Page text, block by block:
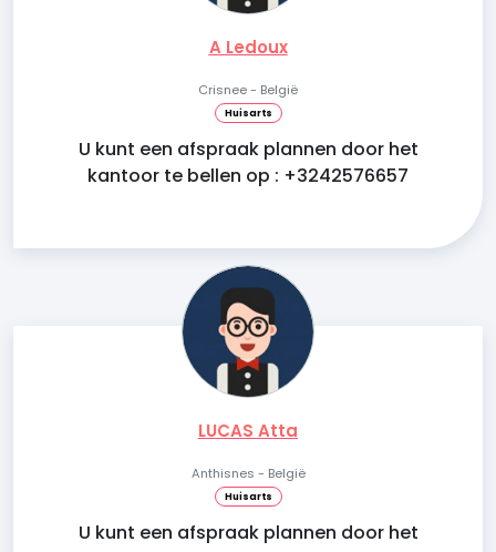
A Ledoux
Crisnee - België
Huisarts
U kunt een afspraak plannen door het
kantoor te bellen op : +3242576657
LUCAS Atta
Anthisnes - België
Huisarts
U kunt een afspraak plannen door het